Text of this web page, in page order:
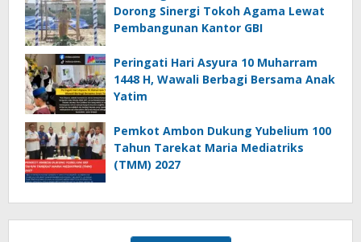
Dorong Sinergi Tokoh Agama Lewat
Pembangunan Kantor GBI
Peringati Hari Asyura 10 Muharram
1448 H, Wawali Berbagi Bersama Anak
Yatim
Pemkot Ambon Dukung Yubelium 100
Tahun Tarekat Maria Mediatriks
(TMM) 2027